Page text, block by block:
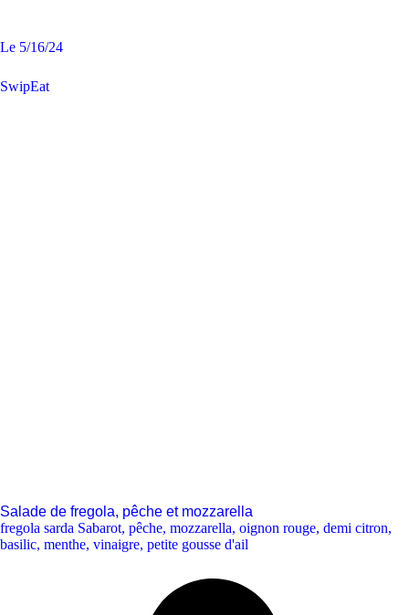
Le 5/16/24
SwipEat
Salade de fregola, pêche et mozzarella
fregola sarda Sabarot, pêche, mozzarella, oignon rouge, demi citron,
basilic, menthe, vinaigre, petite gousse d'ail